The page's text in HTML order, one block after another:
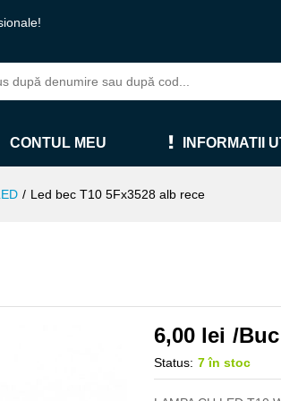
CONTUL MEU INFORMATII
/ Led bec T10 5Fx3528 alb rece
6,00 lei /Buc
Status: 7 în stoc